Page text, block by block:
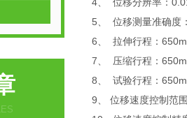
5、 位移测量准确度
6、 拉伸行程：
7、 压缩行程：
8、 试验行程：
9、 位移速度控制范